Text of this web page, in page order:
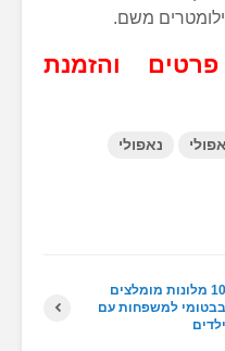
והזמנת
נאפולי
10 מלונות מומלצים
בבטומי למשפחות עם
ילדים